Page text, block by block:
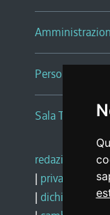
Persone e Uffici
Sala Tiziano
redazione web
| privacy
| dichiarazione